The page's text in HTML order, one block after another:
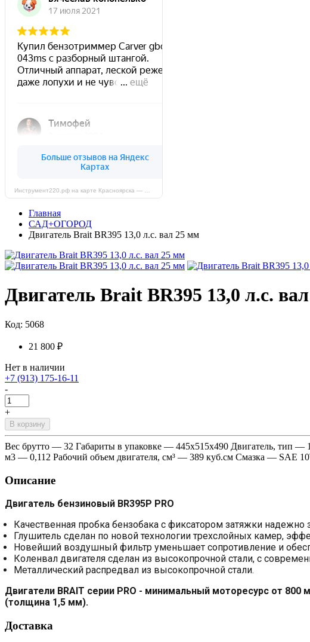
Главная
САД+ОГОРОД
Двигатель Brait BR395 13,0 л.с. вал 25 мм
Двигатель Brait BR395 13,0 л.с.
Код: 5068
21 800 ₽
Нет в наличии
+7 (913) 175-16-11
-
+
В корзину
Вес брутто — 32 Габариты в упаковке — 445х515х490 Двигатель, тип
м3 — 0,112 Рабочий объем двигателя, см³ — 389 куб.см Смазка —
Описание
Двигатель бензиновый BR395P PRO
Качественная пробка бензобака с фиксатором затяжки
Глушитель сделан по новой технологии трехслойных камер,
Новейший воздушный фильтр уменьшает сопротивление и
Коленвал двигателя сделан из высокопрочной стали, с
Металлический распредвал из высокопрочной стали.
Двигатели BRAIT серии PRO - минимальный моторесурс от
(толщина 1,5 мм).
Доставка